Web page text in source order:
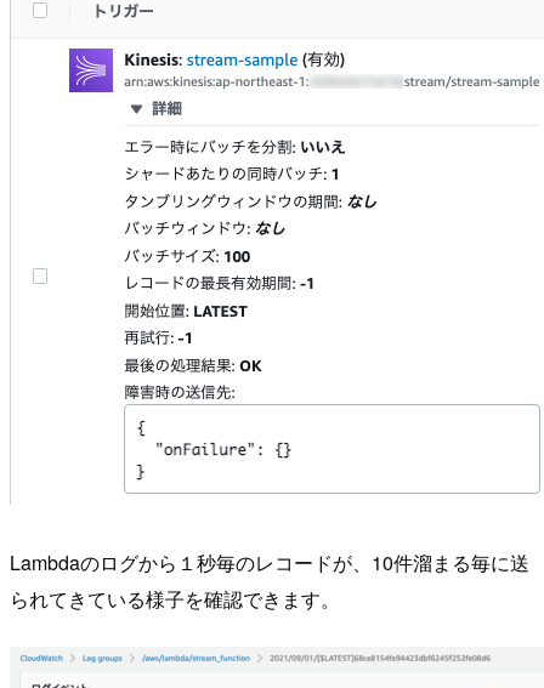
Lambdaのログから１秒毎のレコードが、10件溜まる毎に送
られてきている様子を確認できます。